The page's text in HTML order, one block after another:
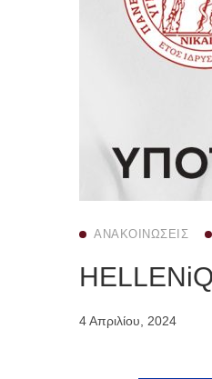
ΑΝΑΚΟΙΝΏΣΕΙΣ
4 Απριλίου, 2024